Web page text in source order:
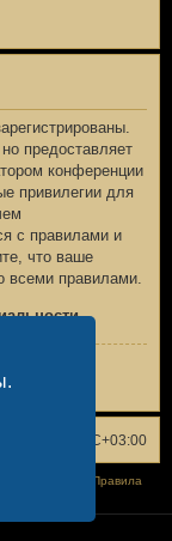
предоставляет
конференции
привилегии для
с правилами и
что ваше
всеми правилами.
UTC+03:00
Правила